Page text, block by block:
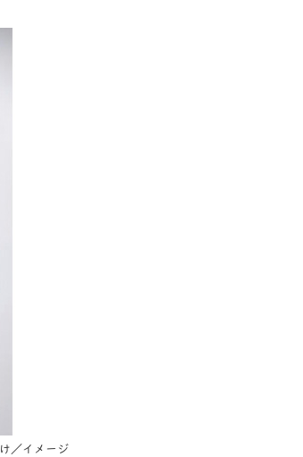
／イメージ